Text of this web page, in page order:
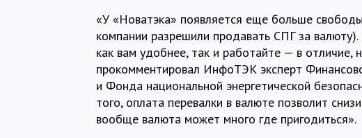
«У «Новатэка» появляется еще больше
компании разрешили продавать СПГ за
как вам удобнее, так и работайте — в отличие,
прокомментировал ИнфоТЭК эксперт
и Фонда национальной энергетической
того, оплата перевалки в валюте позволит
вообще валюта может много где пригодиться».